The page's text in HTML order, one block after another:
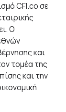
CFI.co σε
Ο
και
τομέα της
και την